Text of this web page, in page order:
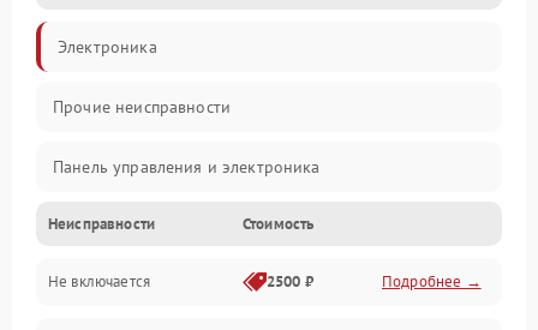
Электроника
Прочие неисправности
Панель управления и электроника
Дверца и корпус
Механика и внутренние элементы
Неисправности Стоимость
Не включается 2500 ₽ Подробнее →